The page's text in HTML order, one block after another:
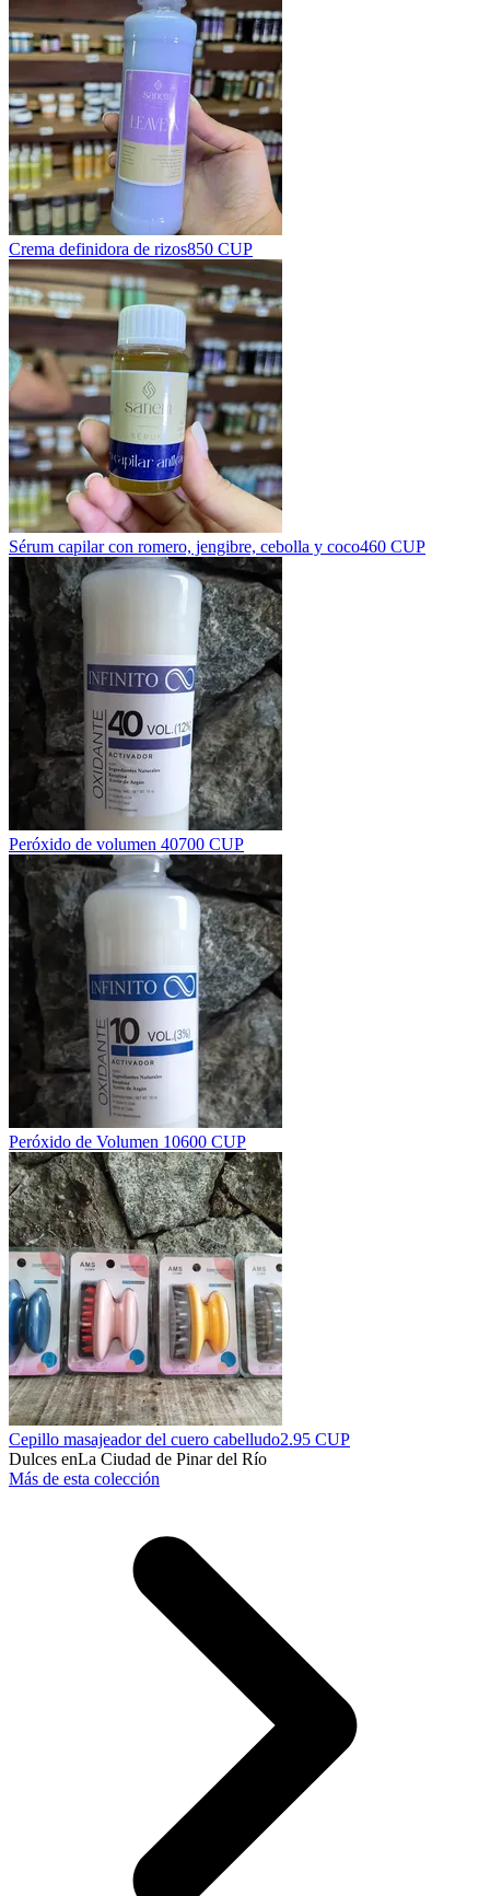
Crema definidora de rizos850 CUP
Sérum capilar con romero, jengibre, cebolla y coco460 CUP
Peróxido de volumen 40700 CUP
Peróxido de Volumen 10600 CUP
Cepillo masajeador del cuero cabelludo2.95 CUP
Dulces enLa Ciudad de Pinar del Río
Más de esta colección